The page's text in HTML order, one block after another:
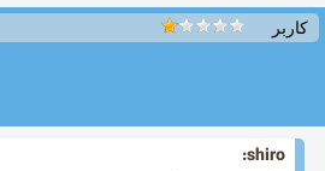
کاربر
shiro: